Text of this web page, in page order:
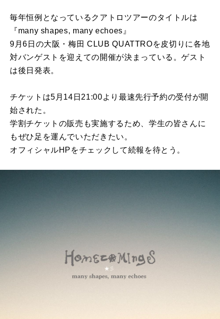
毎年恒例となっている クアトロ ツアーのタイトルは
『many shapes, many echoes』
9 月6日の大 阪 ・梅田 CLUB QUATTROを皮切り に各地
対バンゲスト を迎え ての開催が決ま っている。ゲスト
は後日発表。
チケットは5 月 14日21:00より最速先行予約の受付が開
始された。
学割チケットの販売も実施するため、 学生の皆さんに
もぜひ足 を運んでいただきたい。
オフィシャルHP をチェックして続報 を待とう。